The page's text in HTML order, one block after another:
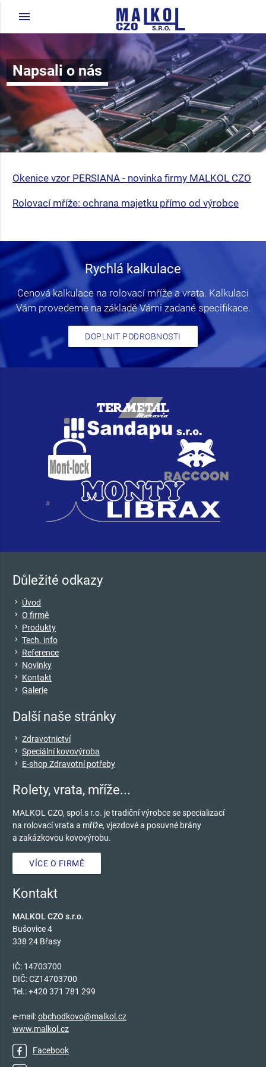
menu
Napsali o nás
Okenice vzor PERSIANA - novinka firmy MALKOL CZO
Rolovací mříže: ochrana majetku přímo od výrobce
Rychlá kalkulace
Cenová kalkulace na rolovací mříže a vrata. Kalkulaci
Vám provedeme na základě Vámi zadané specifikace.
DOPLNIT PODROBNOSTI
Důležité odkazy
keyboard_arrow_right Úvod
keyboard_arrow_right O firmě
keyboard_arrow_right Produkty
keyboard_arrow_right Tech. info
keyboard_arrow_right Reference
keyboard_arrow_right Novinky
keyboard_arrow_right Kontakt
keyboard_arrow_right Galerie
Další naše stránky
keyboard_arrow_right Zdravotnictví
keyboard_arrow_right Speciální kovovýroba
keyboard_arrow_right E-shop Zdravotní potřeby
Rolety, vrata, mříže...
MALKOL CZO, spol.s r.o. je tradiční výrobce se specializací
na rolovací vrata a mříže, vjezdové a posuvné brány
a zakázkovou kovovýrobu.
VÍCE O FIRMĚ
Kontakt
MALKOL CZO s.r.o.
Bušovice 4
338 24 Břasy
IČ: 14703700
DIČ: CZ14703700
Tel.: +420 371 781 299
e-mail:obchodkovo@malkol.cz
www.malkol.cz
Facebook